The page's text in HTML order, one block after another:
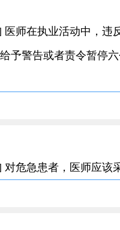
医师在执业活动中，违
予警告或者责令暂停
危急患者，医师应该